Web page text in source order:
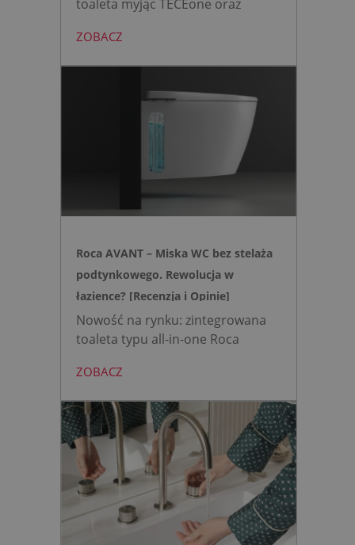
toaleta myjąc TECEone oraz
mini to zestaw, który warto
wybrać, gdy zależy nam na
bezpiecznej strefie WC. Zamiast
skomplikowanej i podatnej na
działającą w oparciu o ciśnienie
wody oraz elegancki, szklany
przycisk uruchamiany gestem.
ZOBACZ
Roca AVANT – Miska WC bez stelaża
podtynkowego. Rewolucja w
łazience? [Recenzja i Opinie]
Nowość na rynku: zintegrowana
toaleta typu all-in-one Roca
montażu stelaża podtynkowego.
Zyskujesz do 20 cm przestrzeni w
łazience i o 15% cichsze
spłukiwanie dzięki technologii
opartej na efekcie Venturiego.
Idealne rozwiązanie do szybkich
remontów bez kucia ścian.
ZOBACZ